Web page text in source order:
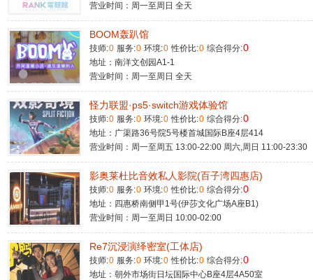
营业时间：周一至周日 全天
BOOM轰趴馆
技师:0 服务:0 环境:0 性价比:0 综合得分:0
地址：南洋文创园A1-1
营业时间：周一至周日 全天
怪力联盟·ps5·switch游戏体验馆
技师:0 服务:0 环境:0 性价比:0 综合得分:0
地址：广渠路36号院5号楼首城国际B座4层414
营业时间：周一至周五 13:00-22:00 周六,周日 11:00-23:30
影奥莱杜比音效私人影院(百子湾四惠店)
技师:0 服务:0 环境:0 性价比:0 综合得分:0
地址：四惠桥南侧甲1号(伊莎文化广场A座B1)
营业时间：周一至周日 10:00-02:00
Re7沉浸演绎密室(工体店)
技师:0 服务:0 环境:0 性价比:0 综合得分:0
地址：朝外市场街日坛国际中心B座4层4A50室